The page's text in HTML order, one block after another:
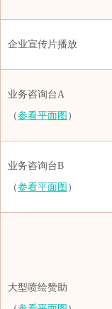
太和致远私募
万凯
潍坊
物产
西安菲尔特
厦
厦
厦
厦门玮
厦门新
企业宣传片播放
业务咨询台A
（参看平面图 ）
业务咨询台B
（参看平面图 ）
大型喷绘赞助